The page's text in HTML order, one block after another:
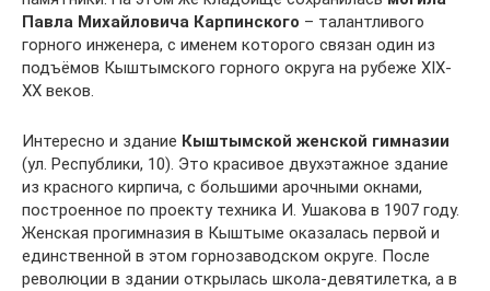
Павла Михайловича Карпинского – талантливого
горного инженера, с именем которого связан один из
подъёмов Кыштымского горного округа на рубеже XIX-
XX веков.
Интересно и здание Кыштымской женской гимназии
(ул. Республики, 10). Это красивое двухэтажное здание
из красного кирпича, с большими арочными окнами,
построенное по проекту техника И. Ушакова в 1907 году.
Женская прогимназия в Кыштыме оказалась первой и
единственной в этом горнозаводском округе. После
революции в здании открылась школа-девятилетка, а в